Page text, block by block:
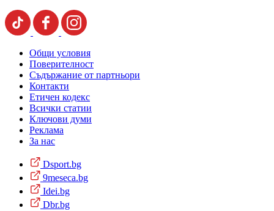
Общи условия
Поверителност
Съдържание от партньори
Контакти
Етичен кодекс
Всички статии
Ключови думи
Реклама
За нас
Dsport.bg
9meseca.bg
Idei.bg
Dbr.bg